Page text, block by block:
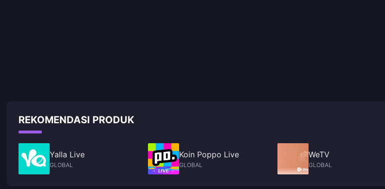
REKOMENDASI PRODUK
Yalla Live
GLOBAL
Koin Poppo Live
GLOBAL
WeTV
GLOBAL